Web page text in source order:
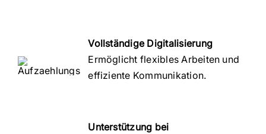
Vollständige Digitalisierung
Ermöglicht flexibles Arbeiten und
effiziente Kommunikation.
Unterstützung bei